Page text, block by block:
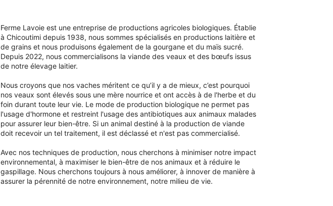
Ferme Lavoie est une entreprise de productions agricoles biologiques. Établie
à Chicoutimi depuis 1938, nous sommes spécialisés en productions laitière et
de grains et nous produisons également de la gourgane et du maïs sucré.
Depuis 2022, nous commercialisons la viande des veaux et des bœufs issus
de notre élevage laitier.
Nous croyons que nos vaches méritent ce qu’il y a de mieux, c’est pourquoi
nos veaux sont élevés sous une mère nourrice et ont accès à de l'herbe et du
foin durant toute leur vie. Le mode de production biologique ne permet pas
l'usage d'hormone et restreint l'usage des antibiotiques aux animaux malades
pour assurer leur bien-être. Si un animal destiné à la production de viande
doit recevoir un tel traitement, il est déclassé et n'est pas commercialisé.
Avec nos techniques de production, nous cherchons à minimiser notre impact
environnemental, à maximiser le bien-être de nos animaux et à réduire le
gaspillage. Nous cherchons toujours à nous améliorer, à innover de manière à
assurer la pérennité de notre environnement, notre milieu de vie.